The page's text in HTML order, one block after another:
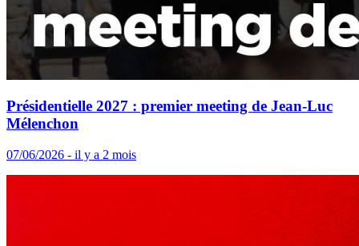
Présidentielle 2027 : premier meeting de Jean-Luc
Mélenchon
07/06/2026 - il y a 2 mois